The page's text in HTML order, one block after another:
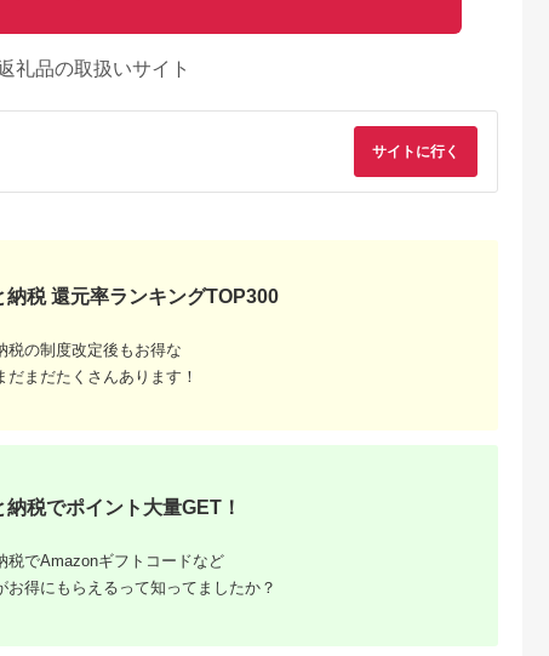
礼品の取扱いサイト
サイトに行く
納税 還元率ランキングTOP300
税の制度改定後もお得な
だまだたくさんあります！
納税でポイント大量GET！
税でAmazonギフトコードなど
お得にもらえるって知ってましたか？